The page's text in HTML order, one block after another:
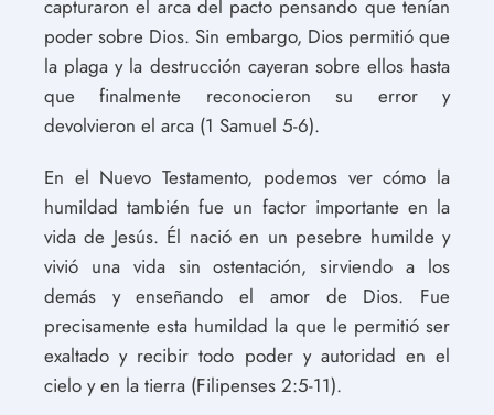
capturaron el arca del pacto pensando que tenían
poder sobre Dios. Sin embargo, Dios permitió que
la plaga y la destrucción cayeran sobre ellos hasta
que finalmente reconocieron su error y
devolvieron el arca (1 Samuel 5-6).
En el Nuevo Testamento, podemos ver cómo la
humildad también fue un factor importante en la
vida de Jesús. Él nació en un pesebre humilde y
vivió una vida sin ostentación, sirviendo a los
demás y enseñando el amor de Dios. Fue
precisamente esta humildad la que le permitió ser
exaltado y recibir todo poder y autoridad en el
cielo y en la tierra (Filipenses 2:5-11).